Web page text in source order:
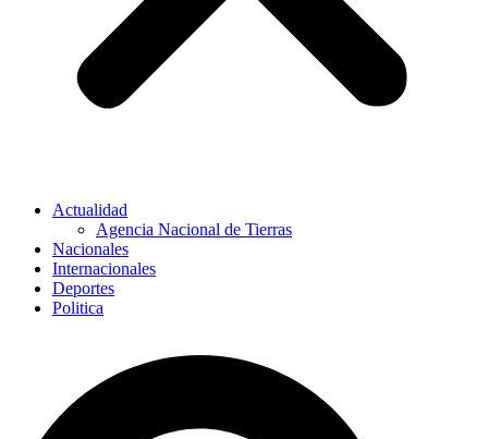
Actualidad
Agencia Nacional de Tierras
Nacionales
Internacionales
Deportes
Politica